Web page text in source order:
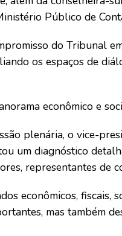
Público de
do Tribunal
os espaços de
econômico e
plenária, o vice-
um diagnóstico
representantes de
econômicos, fiscais,
mas também